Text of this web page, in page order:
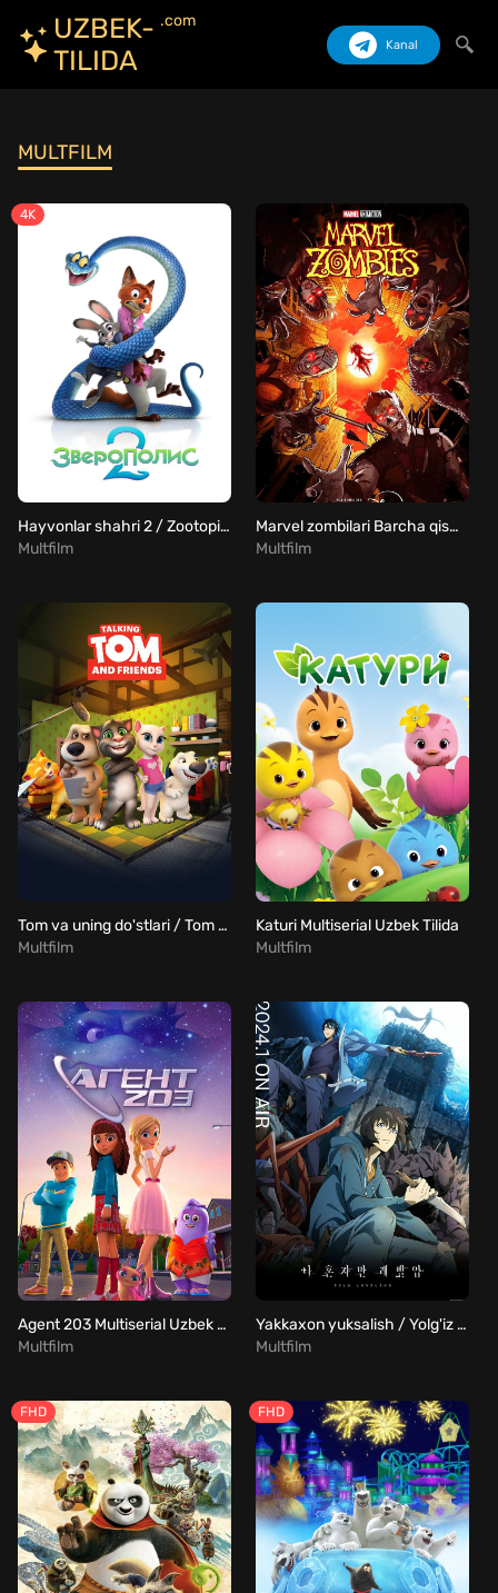
UZBEK-
TILIDA
.com
Kanal
MULTFILM
4K
Hayvonlar shahri 2 / Zootopia 2 / Zveropolis 2 Uzbek Tilida
Multfilm
Marvel zombilari Barcha qismlar Uzbek Tilida
Multfilm
Tom va uning do'stlari / Tom va do'stlar bilan suhbat Barcha qismlar Uzbek Tilida
Multfilm
Katuri Multiserial Uzbek Tilida
Multfilm
Agent 203 Multiserial Uzbek Tilida
Multfilm
Yakkaxon yuksalish / Yolg'iz yuksalish / Yakka darajaga chiqish barcha qismlar Uzbek tilida
Multfilm
FHD FHD